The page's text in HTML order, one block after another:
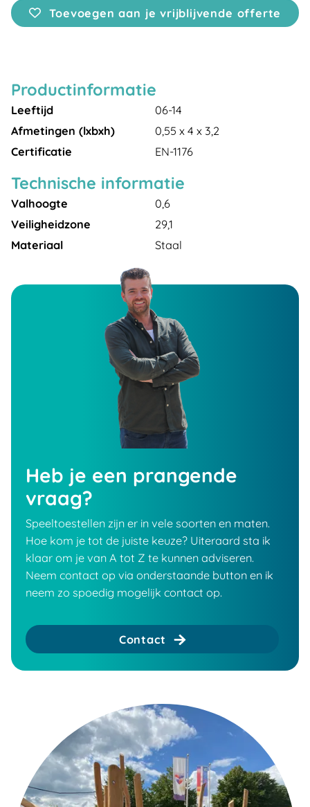
Toevoegen aan je vrijblijvende offerte
Productinformatie
Leeftijd
06-14
Afmetingen (lxbxh)
0,55 x 4 x 3,2
Certificatie
EN-1176
Technische informatie
Valhoogte
0,6
Veiligheidzone
29,1
Materiaal
Staal
Heb je een prangende
vraag?
Speeltoestellen zijn er in vele soorten en maten.
Hoe kom je tot de juiste keuze? Uiteraard sta ik
klaar om je van A tot Z te kunnen adviseren.
Neem contact op via onderstaande button en ik
neem zo spoedig mogelijk contact op.
Contact